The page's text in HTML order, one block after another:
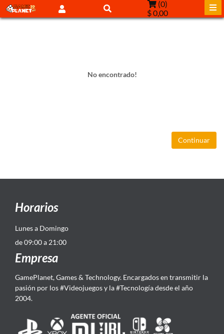
(0)
$ 0,00
No encontrado!
Continuar
Horarios
Lunes a Domingo
de 09:00 a 21:00
Empresa
GamePlanet, Games & Technology. Encargados en transmitir la
pasión por los #Videojuegos y la #Tecnología desde el año
2004.